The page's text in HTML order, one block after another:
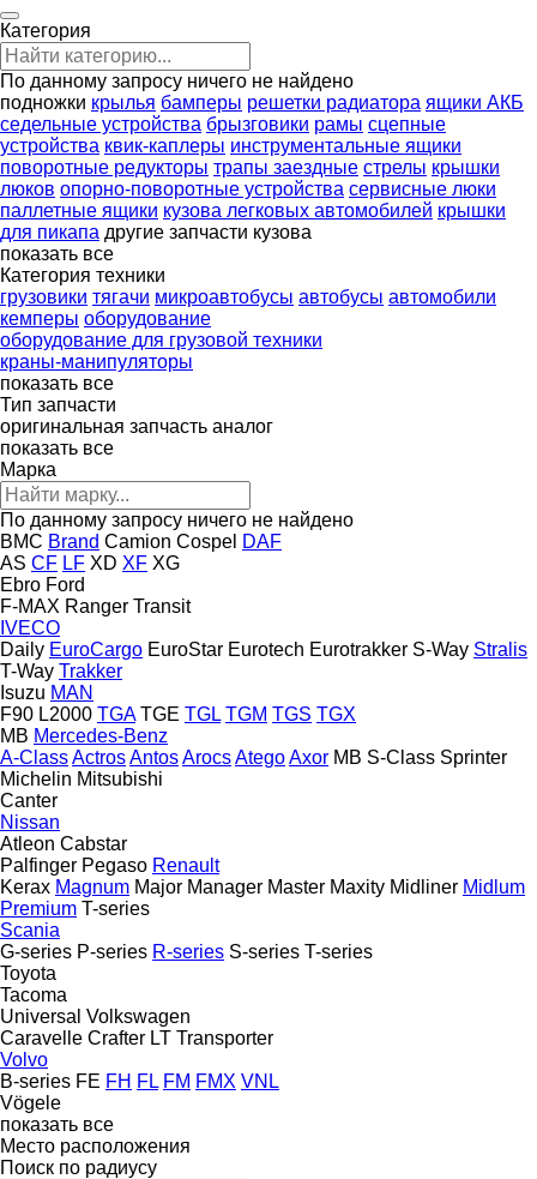
Категория
По данному запросу ничего не найдено
подножки крылья бамперы решетки радиатора ящики АКБ
седельные устройства брызговики рамы сцепные
устройства квик-каплеры инструментальные ящики
поворотные редукторы трапы заездные стрелы крышки
люков опорно-поворотные устройства сервисные люки
паллетные ящики кузова легковых автомобилей крышки
для пикапа другие запчасти кузова
показать все
Категория техники
грузовики тягачи микроавтобусы автобусы автомобили
кемперы оборудование
оборудование для грузовой техники
краны-манипуляторы
показать все
Тип запчасти
оригинальная запчасть аналог
показать все
Марка
По данному запросу ничего не найдено
BMC Brand Camion Cospel DAF
AS CF LF XD XF XG
Ebro Ford
F-MAX Ranger Transit
IVECO
Daily EuroCargo EuroStar Eurotech Eurotrakker S-Way Stralis
T-Way Trakker
Isuzu MAN
F90 L2000 TGA TGE TGL TGM TGS TGX
MB Mercedes-Benz
A-ClassActrosAntosArocsAtegoAxor MB S-Class Sprinter
Michelin Mitsubishi
Canter
Nissan
Atleon Cabstar
Palfinger Pegaso Renault
Kerax Magnum Major Manager Master Maxity Midliner Midlum
Premium T-series
Scania
G-series P-series R-series S-series T-series
Toyota
Tacoma
Universal Volkswagen
Caravelle Crafter LT Transporter
Volvo
B-series FE FH FL FM FMX VNL
Vögele
показать все
Место расположения
Поиск по радиусу